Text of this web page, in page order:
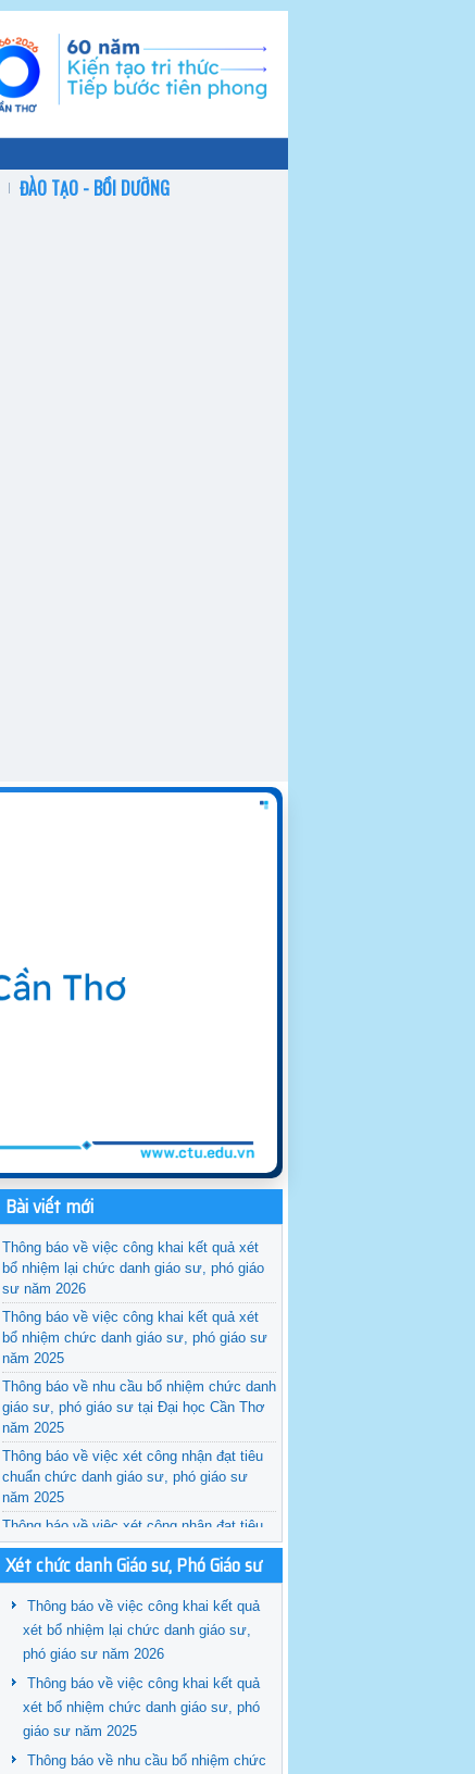
ĐÀO TẠO - BỒI DƯỠNG
Bài viết mới
Thông báo về việc công khai kết quả xét
bổ nhiệm lại chức danh giáo sư, phó giáo
sư năm 2026
Thông báo về việc công khai kết quả xét
bổ nhiệm chức danh giáo sư, phó giáo sư
năm 2025
Thông báo về nhu cầu bổ nhiệm chức danh
giáo sư, phó giáo sư tại Đại học Cần Thơ
năm 2025
Thông báo về việc xét công nhận đạt tiêu
chuẩn chức danh giáo sư, phó giáo sư
năm 2025
Thông báo về việc xét công nhận đạt tiêu
chuẩn chức danh giáo sư, phó giáo sư
năm 2024
Xét chức danh Giáo sư, Phó Giáo sư
Thông báo về việc công khai kết quả
xét bổ nhiệm lại chức danh giáo sư,
phó giáo sư năm 2026
Thông báo về việc công khai kết quả
xét bổ nhiệm chức danh giáo sư, phó
giáo sư năm 2025
Thông báo về nhu cầu bổ nhiệm chức